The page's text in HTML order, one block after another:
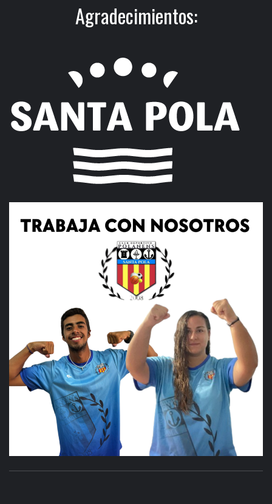
Agradecimientos: